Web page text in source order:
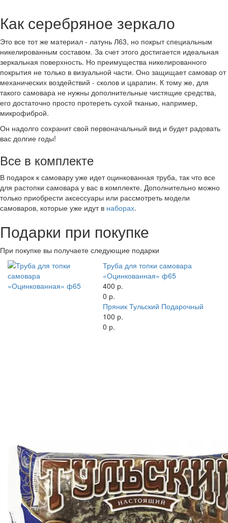
Как серебряное зеркало
Это все тот же материал - латунь Л63, но покрыт специальным
никелированным составом. За счет этого достигается идеальная
зеркальная поверхность. Но преимущества никелированного
покрытия не только в визуальной части. Оно защищает самовар от
механических воздействий - сколов и царапин. К тому же, для
такого самовара не нужны дополнительные чистящие средства,
его достаточно просто протереть сухой тканью, например,
микрофиброй.
Он надолго сохранит свой первоначальный вид и будет радовать
вас долгие годы!
Все в комплекте
В подарок к самовару уже идет оцинкованная труба, так что все
для растопки самовара у вас в комплекте. Дополнительно можно
только приобрести аксессуары или рассмотреть модели
самоваров, которые уже идут в наборах.
Подарки при покупке
При покупке вы получаете следующие подарки
Труба для топки самовара
«Оцинкованная» ф65
400 р.
0 р.
Пряник Тульский Подарочный
100 р.
0 р.